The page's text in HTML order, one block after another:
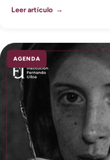
Leer artículo →
AGENDA